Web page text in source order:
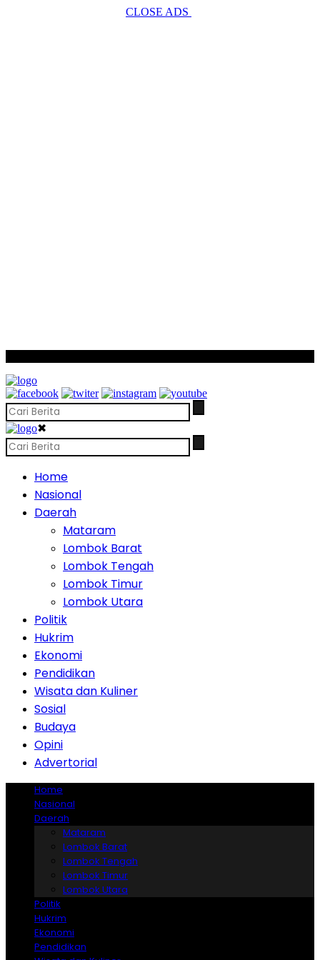
CLOSE ADS
✖
Home
Nasional
Daerah
Mataram
Lombok Barat
Lombok Tengah
Lombok Timur
Lombok Utara
Politik
Hukrim
Ekonomi
Pendidikan
Wisata dan Kuliner
Sosial
Budaya
Opini
Advertorial
Home
Nasional
Daerah
Mataram
Lombok Barat
Lombok Tengah
Lombok Timur
Lombok Utara
Politik
Hukrim
Ekonomi
Pendidikan